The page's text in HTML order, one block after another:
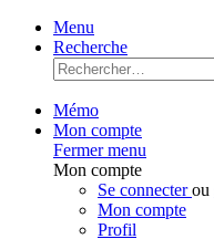
Menu
Recherche
Mémo
Mon compte
Fermer menu
Mon compte
Se connecterou
Mon compte
Profil